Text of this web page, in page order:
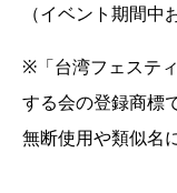
（イベント期間中
※「台湾フェステ
する会の登録商標
無断使用や類似名